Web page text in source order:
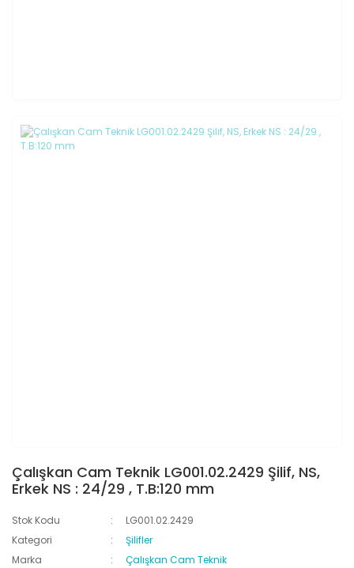
Çalışkan Cam Teknik LG001.02.2429 Şilif, NS,
Erkek NS : 24/29 , T.B:120 mm
Stok Kodu
LG001.02.2429
Kategori
Şilifler
Marka
Çalışkan Cam Teknik